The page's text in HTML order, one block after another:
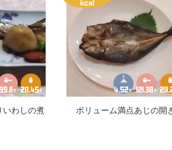
いわしの煮
ボリューム満点あじの開